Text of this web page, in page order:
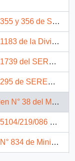
de Vivienda III Región]
del Ministerio del Interior]
de Salud X Región]
Vivienda XII Región]
Ministerio del Interior]
de Obras Públicas]
y Urbanismo, informa]